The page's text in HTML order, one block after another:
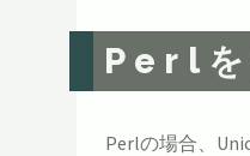
Perlを
Perlの場合、